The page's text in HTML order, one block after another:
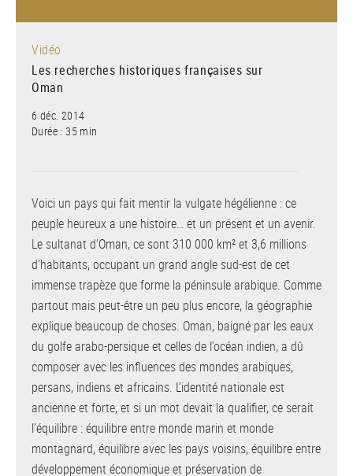
Vidéo
Les recherches historiques françaises sur
Oman
6 déc. 2014
Durée : 35 min
Voici un pays qui fait mentir la vulgate hégélienne : ce
peuple heureux a une histoire… et un présent et un avenir.
Le sultanat d’Oman, ce sont 310 000 km² et 3,6 millions
d’habitants, occupant un grand angle sud-est de cet
immense trapèze que forme la péninsule arabique. Comme
partout mais peut-être un peu plus encore, la géographie
explique beaucoup de choses. Oman, baigné par les eaux
du golfe arabo-persique et celles de l’océan indien, a dû
composer avec les influences des mondes arabiques,
persans, indiens et africains. L’identité nationale est
ancienne et forte, et si un mot devait la qualifier, ce serait
l’équilibre : équilibre entre monde marin et monde
montagnard, équilibre avec les pays voisins, équilibre entre
développement économique et préservation de